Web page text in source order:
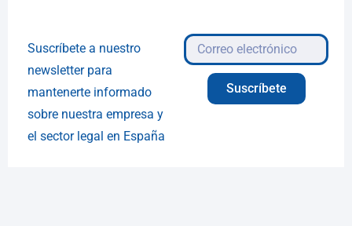
Suscríbete a nuestro
newsletter para
mantenerte informado
sobre nuestra empresa y
el sector legal en España
Suscríbete